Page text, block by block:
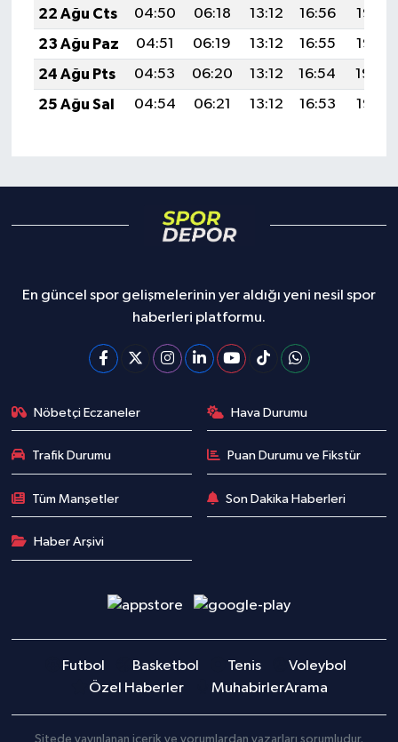
22 Ağu Cts
04:50 06:18 13:12 16:56
19:56
23 Ağu Paz
04:51 06:19 13:12 16:55
19:55
24 Ağu Pts
04:53 06:20 13:12 16:54
19:54
25 Ağu Sal
04:54 06:21 13:12 16:53 19:52
En güncel spor gelişmelerinin yer aldığı yeni nesil spor
haberleri platformu.
Nöbetçi Eczaneler Hava Durumu
Trafik Durumu Puan Durumu ve Fikstür
Tüm Manşetler Son Dakika Haberleri
Haber Arşivi
Futbol Basketbol Tenis
Voleybol
Özel Haberler
MuhabirlerArama